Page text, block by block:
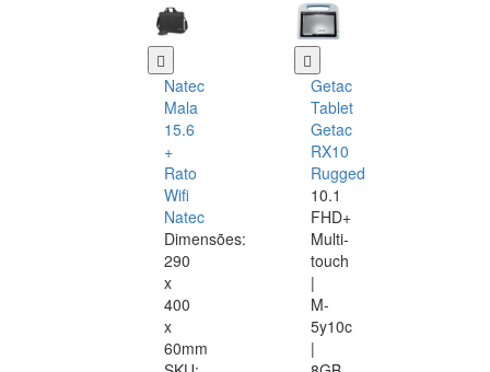
Natec
Mala
15.6
+
Rato
Wifi
Natec
Dimensões:
290
x
400
x
60mm
Getac
Tablet
Getac
RX10
Rugged
10.1
FHD+
Multi-
touch
|
M-
5y10c
|